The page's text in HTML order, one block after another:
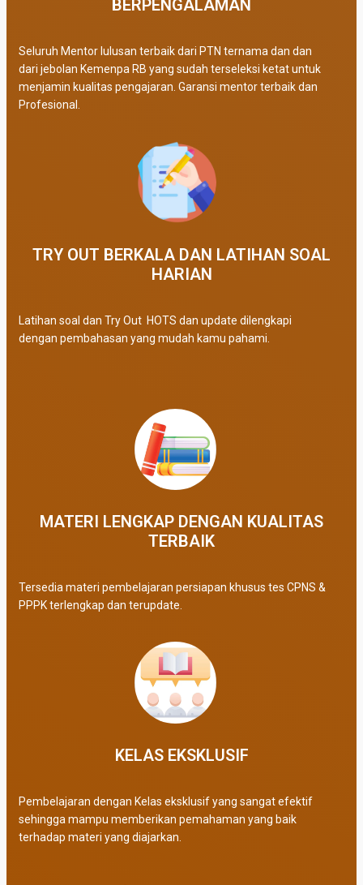
BERPENGALAMAN
Seluruh Mentor lulusan terbaik dari PTN ternama dan dan
dari jebolan Kemenpa RB yang sudah terseleksi ketat untuk
menjamin kualitas pengajaran. Garansi mentor terbaik dan
Profesional.
TRY OUT BERKALA DAN LATIHAN SOAL
HARIAN
Latihan soal dan Try Out HOTS dan update dilengkapi
dengan pembahasan yang mudah kamu pahami.
MATERI LENGKAP DENGAN KUALITAS
TERBAIK​
Tersedia materi pembelajaran persiapan khusus tes CPNS &
PPPK terlengkap dan terupdate.
KELAS EKSKLUSIF​
Pembelajaran dengan Kelas eksklusif yang sangat efektif
sehingga mampu memberikan pemahaman yang baik
terhadap materi yang diajarkan.